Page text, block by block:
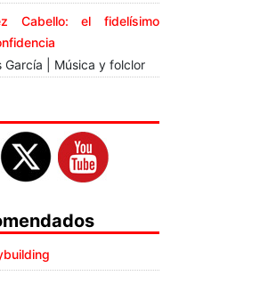
Cabello: el fidelísimo
García | Música y folclor